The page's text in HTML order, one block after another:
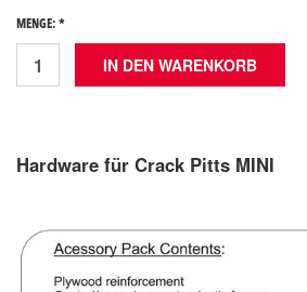
MENGE: *
Hardware für Crack Pitts MINI